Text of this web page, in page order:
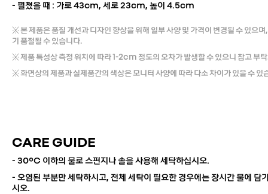
- 펼쳤을 때 : 가로 43cm, 세로 23cm, 높이 4.5cm
※ 본 제품은 품질 개선과 디자인 향상을 위해 일부 사양 및 가격이 변경될 수 있으며
기 품절될 수 있습니다.
※ 제품 특성상 측정 위치에 따라 1-2cm 정도의 오차가 발생할 수 있으니 참고 부
※ 화면상의 제품과 실제품간의 색상은 모니터 사양에 따라 다소 차이가 있을 수 있
CARE GUIDE
- 30°C 이하의 물로 스펀지나 솔을 사용해 세탁하십시오.
- 오염된 부분만 세탁하시고, 전체 세탁이 필요한 경우에는 장시간 물에 담
시오.